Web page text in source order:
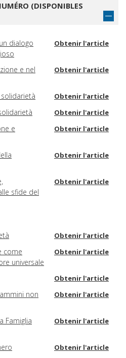
(DISPONIBLES
dialogo
Obtenir l'article
e nel
Obtenir l'article
Obtenir l'article
Obtenir l'article
e
Obtenir l'article
Obtenir l'article
sfide del
Obtenir l'article
Obtenir l'article
come
universale
Obtenir l'article
Obtenir l'article
non
Obtenir l'article
Famiglia
Obtenir l'article
Obtenir l'article